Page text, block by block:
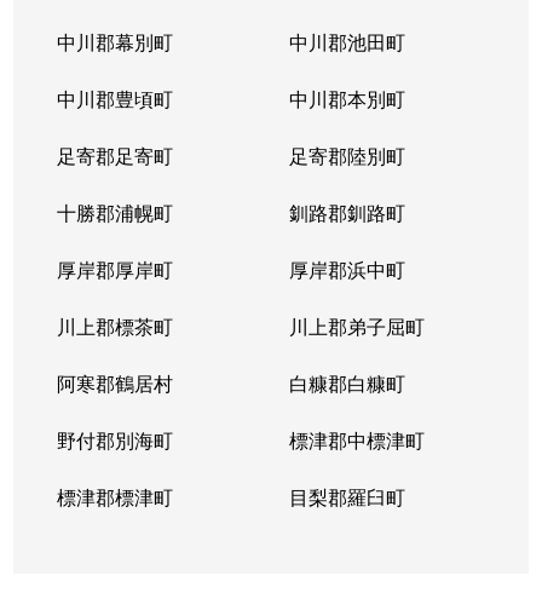
中川郡幕別町 中川郡池田町
中川郡豊頃町 中川郡本別町
足寄郡足寄町 足寄郡陸別町
十勝郡浦幌町 釧路郡釧路町
厚岸郡厚岸町 厚岸郡浜中町
川上郡標茶町 川上郡弟子屈町
阿寒郡鶴居村 白糠郡白糠町
野付郡別海町 標津郡中標津町
標津郡標津町 目梨郡羅臼町